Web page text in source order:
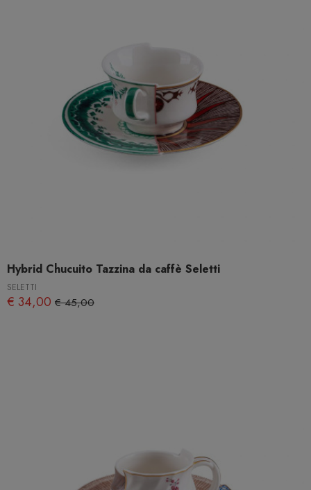
Hybrid Chucuito Tazzina da caffè Seletti
SELETTI
€ 34,00 € 45,00